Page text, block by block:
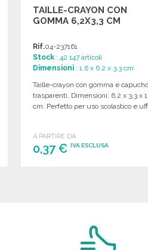
TAILLE-CRAYON CON
GOMMA 6,2X3,3 CM
Rif.04-237161
Stock : 42 147 articoli
Dimensioni : 1.6 x 6.2 x 3.3 cm
Taille-crayon con gomma e
trasparenti. Dimensioni: 6,2 x 3,3 x
cm. Perfetto per uso scolastico e
A PARTIRE DA
0,37 €IVA ESCLUSA